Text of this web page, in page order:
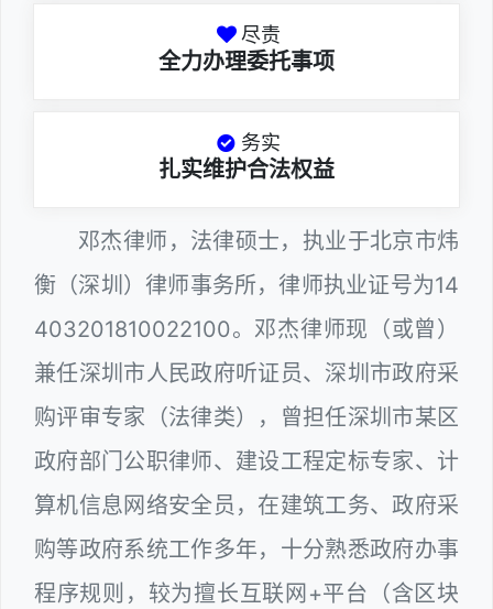
尽责
全力办理委托事项
务实
扎实维护合法权益
邓杰律师，法律硕士，执业于北京市炜
衡（深圳）律师事务所，律师执业证号为14
403201810022100。邓杰律师现（或曾）
兼任深圳市人民政府听证员、深圳市政府采
购评审专家（法律类），曾担任深圳市某区
政府部门公职律师、建设工程定标专家、计
算机信息网络安全员，在建筑工务、政府采
购等政府系统工作多年，十分熟悉政府办事
程序规则，较为擅长互联网+平台（含区块